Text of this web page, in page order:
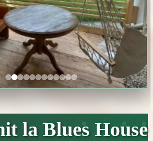
Venus -terasa camerei Clapton
la Blues House